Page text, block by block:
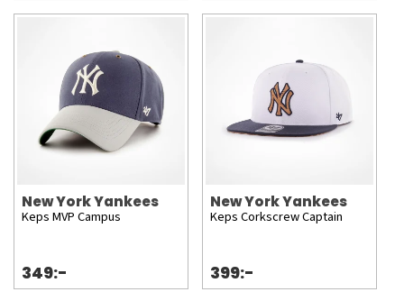
New York Yankees
Keps MVP Campus
349:-
New York Yankees
Keps Corkscrew Captain
399:-